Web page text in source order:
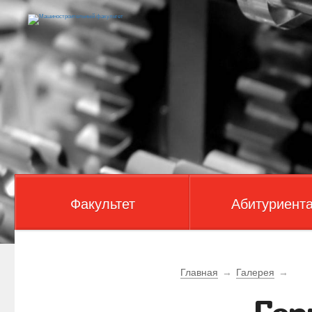
Факультет
Главная → Галерея →